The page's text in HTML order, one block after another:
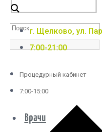
г. Щелково, ул.
7:00-21:00
Процедурный кабинет
7:00-15:00
Врачи